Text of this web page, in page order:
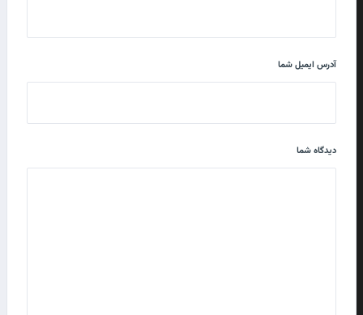
آدرس ایمیل شما
دیدگاه شما